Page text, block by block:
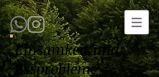
Einsamkeit und
Essprobleme